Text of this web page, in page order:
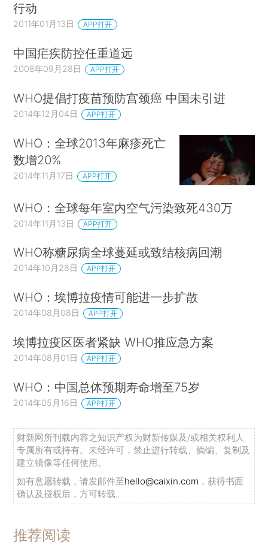
行动
2011年01月13日 APP打开
中国疟疾防控任重道远
2008年09月28日 APP打开
WHO提倡打疫苗预防宫颈癌 中国未引进
2014年12月04日 APP打开
WHO：全球2013年麻疹死亡
数增20%
2014年11月17日 APP打开
WHO：全球每年室内空气污染致死430万
2014年11月13日 APP打开
WHO称糖尿病全球蔓延或致结核病回潮
2014年10月28日 APP打开
WHO：埃博拉疫情可能进一步扩散
2014年08月08日 APP打开
埃博拉疫区医者紧缺 WHO推应急方案
2014年08月01日 APP打开
WHO：中国总体预期寿命增至75岁
2014年05月16日 APP打开
财新网所刊载内容之知识产权为财新传媒及/或相关权利人
专属所有或持有。未经许可，禁止进行转载、摘编、复制及
建立镜像等任何使用。
如有意愿转载，请发邮件至hello@caixin.com ，获得书面
确认及授权后，方可转载。
推荐阅读